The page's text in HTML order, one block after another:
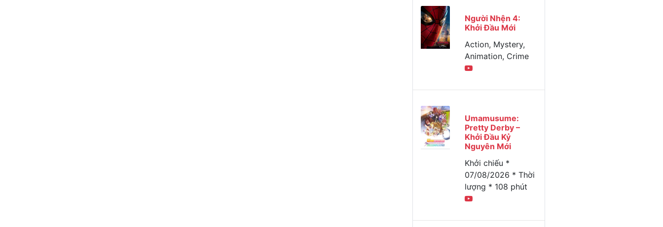
Người Nhện 4:
Khởi Đầu Mới
Action, Mystery,
Animation, Crime
Umamusume:
Pretty Derby –
Khởi Đầu Kỷ
Nguyên Mới
Khởi chiếu *
07/08/2026 * Thời
lượng * 108 phút